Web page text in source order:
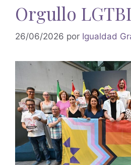
Orgullo
26/06/2026 por Igualdad